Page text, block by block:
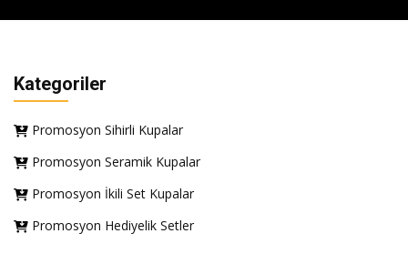
Kategoriler
Promosyon Sihirli Kupalar
Promosyon Seramik Kupalar
Promosyon İkili Set Kupalar
Promosyon Hediyelik Setler